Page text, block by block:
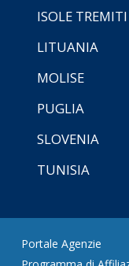
ISOLE TREMITI
LITUANIA
MOLISE
PUGLIA
SLOVENIA
TUNISIA
Portale Agenzie